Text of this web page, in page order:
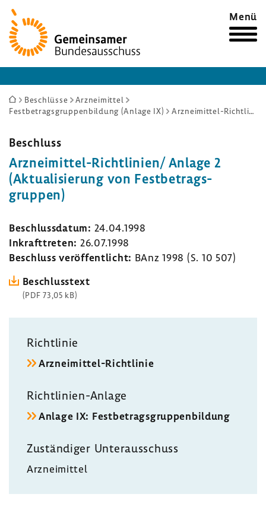
Zur
Startseite
Menü
Sie
sind
Beschlüsse
Arzneimittel
Festbetragsgruppenbildung (Anlage IX)
Arzneimittel-Richtlinien/ Anlage 2 (Aktualisierung von Festbetragsgruppen)
Beschluss
Arzneimittel-​Richtlinien/ Anlage 2
(Aktua­li­sie­rung von Fest­be­trags­
gruppen)
Beschluss­datum: 24.04.1998
Inkraft­treten: 26.07.1998
Beschluss veröf­fent­licht: BAnz 1998 (S. 10 507)
Beschluss­text
(PDF 73,05 kB)
Richt­linie
Arzneimittel-​Richtlinie
Richtlinien-​Anlage
Anlage IX: Fest­be­trags­grup­pen­bil­dung
Zustän­diger Unter­aus­schuss
Arznei­mittel